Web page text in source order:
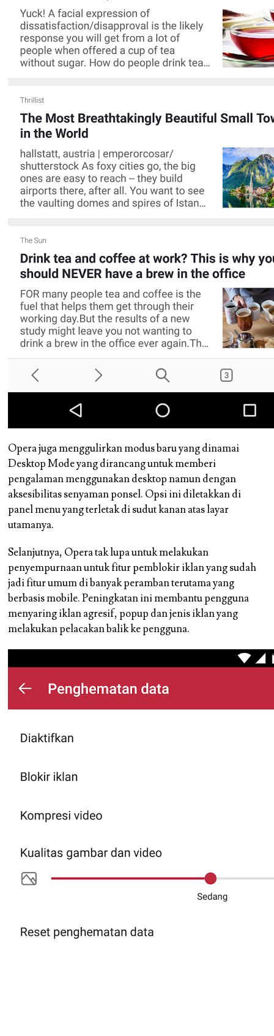
Opera juga menggulirkan modus baru yang dinamai
Desktop Mode yang dirancang untuk memberi
pengalaman menggunakan desktop namun dengan
aksesibilitas senyaman ponsel. Opsi ini diletakkan di
panel menu yang terletak di sudut kanan atas layar
utamanya.
Selanjutnya, Opera tak lupa untuk melakukan
penyempurnaan untuk fitur pemblokir iklan yang sudah
jadi fitur umum di banyak peramban terutama yang
berbasis mobile. Peningkatan ini membantu pengguna
menyaring iklan agresif, popup dan jenis iklan yang
melakukan pelacakan balik ke pengguna.